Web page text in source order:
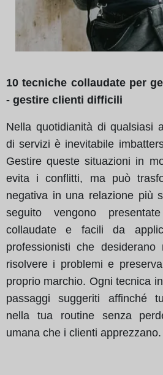
10 tecniche collaudate per
- gestire clienti difficili
Nella quotidianità di qualsiasi
di servizi è inevitabile
Gestire queste situazioni in
evita i conflitti, ma può
negativa in una relazione più
seguito vengono
collaudate e facili da
professionisti che desiderano
risolvere i problemi e
proprio marchio. Ogni tecnica
passaggi suggeriti affinché
nella tua routine senza
umana che i clienti apprezzano.